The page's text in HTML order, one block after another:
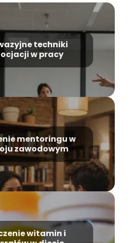
techniki
w pracy
mentoringu w
zawodowym
witamin i